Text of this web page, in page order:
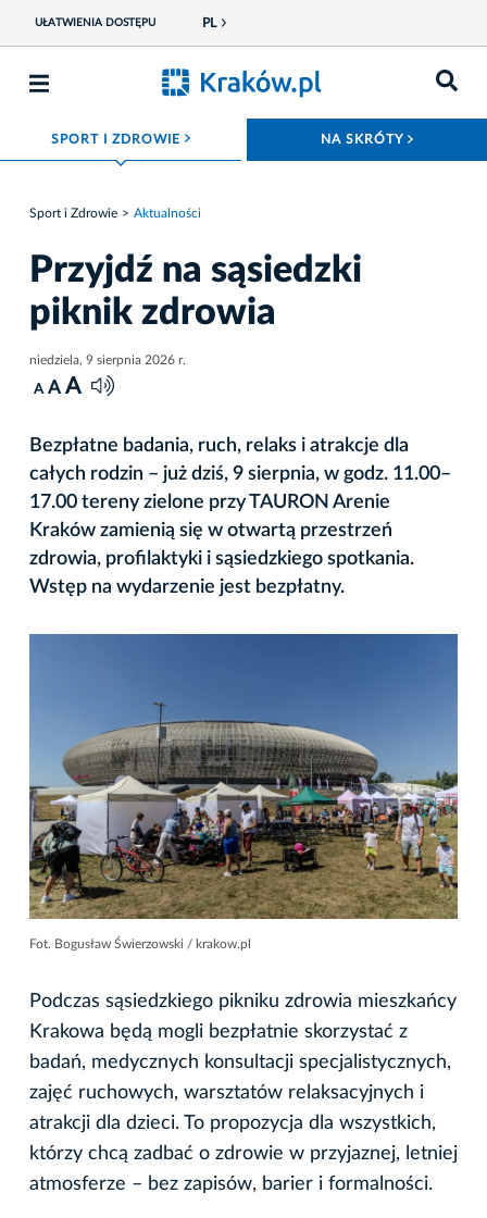
UŁATWIENIA DOSTĘPU PL
SPORT I ZDROWIE ROZWIŃ MENU NA SKRÓTY
Sport i Zdrowie Aktualności
Przyjdź na sąsiedzki
piknik zdrowia
niedziela, 9 sierpnia 2026 r.
A A A
Bezpłatne badania, ruch, relaks i atrakcje dla
całych rodzin – już dziś, 9 sierpnia, w godz. 11.00–
17.00 tereny zielone przy TAURON Arenie
Kraków zamienią się w otwartą przestrzeń
zdrowia, profilaktyki i sąsiedzkiego spotkania.
Wstęp na wydarzenie jest bezpłatny.
Fot. Bogusław Świerzowski / krakow.pl
Podczas sąsiedzkiego pikniku zdrowia mieszkańcy
Krakowa będą mogli bezpłatnie skorzystać z
badań, medycznych konsultacji specjalistycznych,
zajęć ruchowych, warsztatów relaksacyjnych i
atrakcji dla dzieci. To propozycja dla wszystkich,
którzy chcą zadbać o zdrowie w przyjaznej, letniej
atmosferze – bez zapisów, barier i formalności.